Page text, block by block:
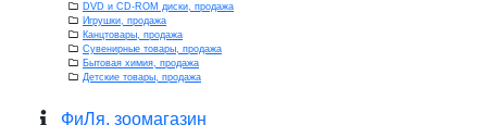
DVD и CD-ROM диски, продажа
Игрушки, продажа
Канцтовары, продажа
Сувенирные товары, продажа
Бытовая химия, продажа
Детские товары, продажа
ФиЛя, зоомагазин